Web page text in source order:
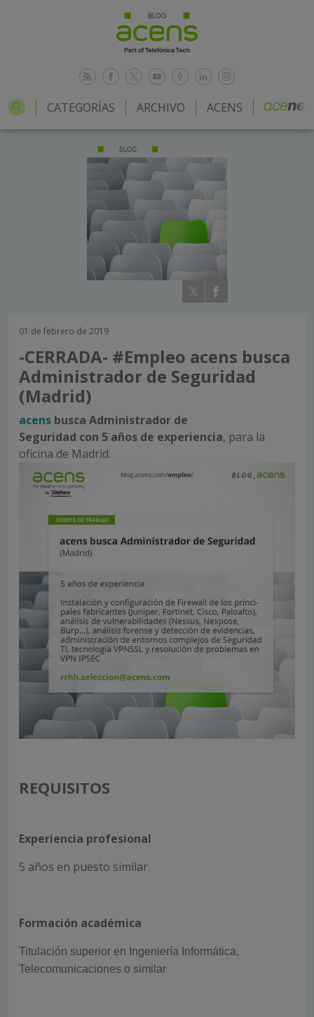
CATEGORÍAS ARCHIVO ACENS
01 de febrero de 2019
-CERRADA- #Empleo acens busca
Administrador de Seguridad
(Madrid)
acens busca Administrador de
Seguridad con 5 años de experiencia, para la
oficina de Madrid.
REQUISITOS
Experiencia profesional
5 años en puesto similar
Formación académica
Titulación superior en Ingeniería Informática,
Telecomunicaciones o similar